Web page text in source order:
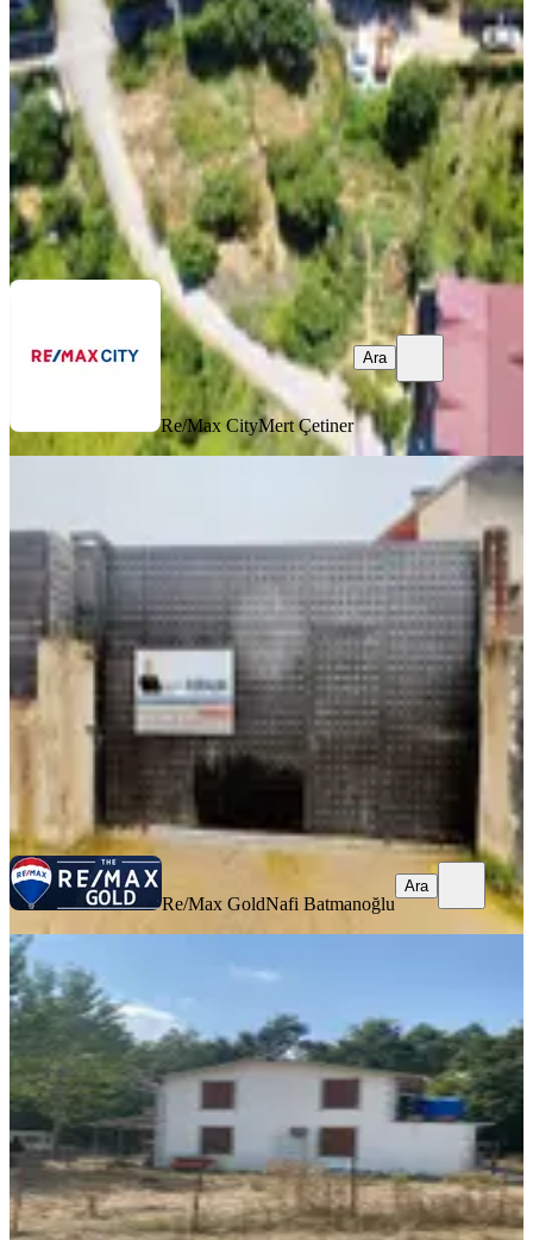
Beykoz, Elmalı Mahallesi
677 m²
29/m²· 22.07.2026
19.500 ₺
Re/Max CityMert Çetiner
Ara
Re/Max CityMert Çetiner
Ara
Nafi'den Pendik Kurtköy Sanayide
Etrafı Çevrili 300m2 Depolama Alanı
Arsa
Pendik, Sanayi Mahallesi
183/m² · 27.01.2026
55.000 ₺
Re/Max Gold Nafi Batmanoğlu
Re/Max GoldNafi Batmanoğlu
Ara
Çatalca'da Hayvan Barınaklarına
Çatalca, Karacaköy Merkez Mahallesi
2000 m²·13/m² 08.01.2024
25.000 ₺
Hakanlar İnşaatHAKAN ÇAKAR